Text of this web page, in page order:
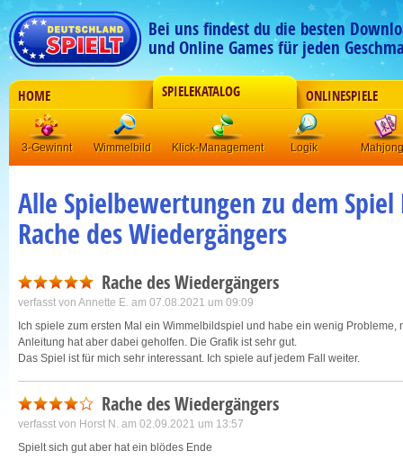
Bei uns findest du die besten
und Online Games für jeden
HOME SPIELEKATALOG ONLINESPIELE
3-Gewinnt Wimmelbild Klick-Management Logik Mahjong
Alle Spielbewertungen zu dem Spiel
Rache des Wiedergängers
Rache des Wiedergängers
verfasst von Annette E. am 07.08.2021 um 09:09
Ich spiele zum ersten Mal ein Wimmelbildspiel und habe ein wenig Probleme,
Anleitung hat aber dabei geholfen. Die Grafik ist sehr gut.
Das Spiel ist für mich sehr interessant. Ich spiele auf jedem Fall weiter.
Rache des Wiedergängers
verfasst von Horst N. am 02.09.2021 um 13:57
Spielt sich gut aber hat ein blödes Ende